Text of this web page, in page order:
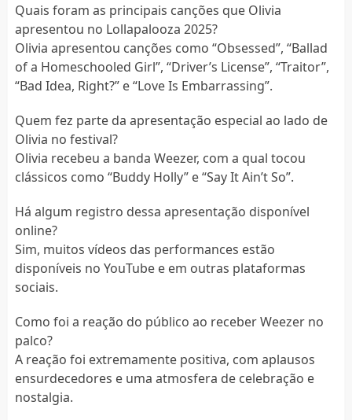
Quais foram as principais canções que Olivia
apresentou no Lollapalooza 2025?
Olivia apresentou canções como “Obsessed”, “Ballad
of a Homeschooled Girl”, “Driver’s License”, “Traitor”,
“Bad Idea, Right?” e “Love Is Embarrassing”.
Quem fez parte da apresentação especial ao lado de
Olivia no festival?
Olivia recebeu a banda Weezer, com a qual tocou
clássicos como “Buddy Holly” e “Say It Ain’t So”.
Há algum registro dessa apresentação disponível
online?
Sim, muitos vídeos das performances estão
disponíveis no YouTube e em outras plataformas
sociais.
Como foi a reação do público ao receber Weezer no
palco?
A reação foi extremamente positiva, com aplausos
ensurdecedores e uma atmosfera de celebração e
nostalgia.